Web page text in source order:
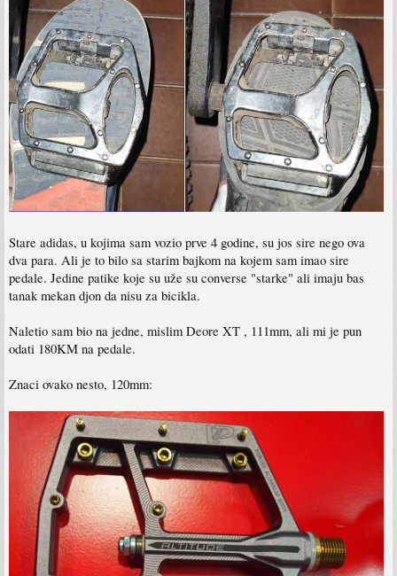
Stare adidas, u kojima sam vozio prve 4 godine, su jos sire nego ova
dva para. Ali je to bilo sa starim bajkom na kojem sam imao sire
pedale. Jedine patike koje su uže su converse "starke" ali imaju bas
tanak mekan djon da nisu za bicikla.
Naletio sam bio na jedne, mislim Deore XT , 111mm, ali mi je pun
odati 180KM na pedale.
Znaci ovako nesto, 120mm: